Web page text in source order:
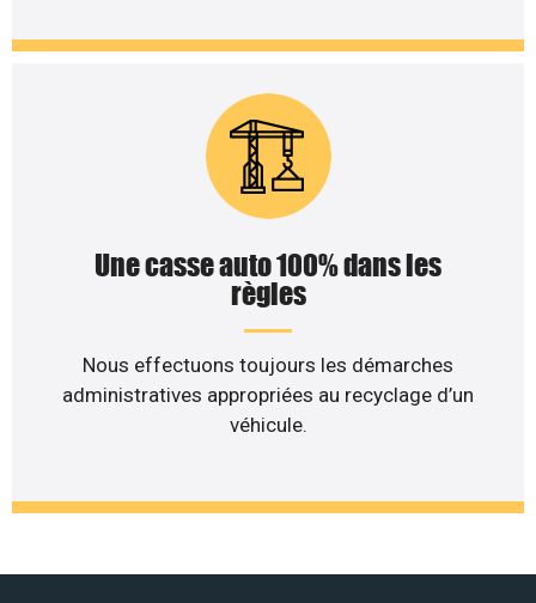
Une casse auto 100% dans les
règles
Nous effectuons toujours les démarches
administratives appropriées au recyclage d’un
véhicule.